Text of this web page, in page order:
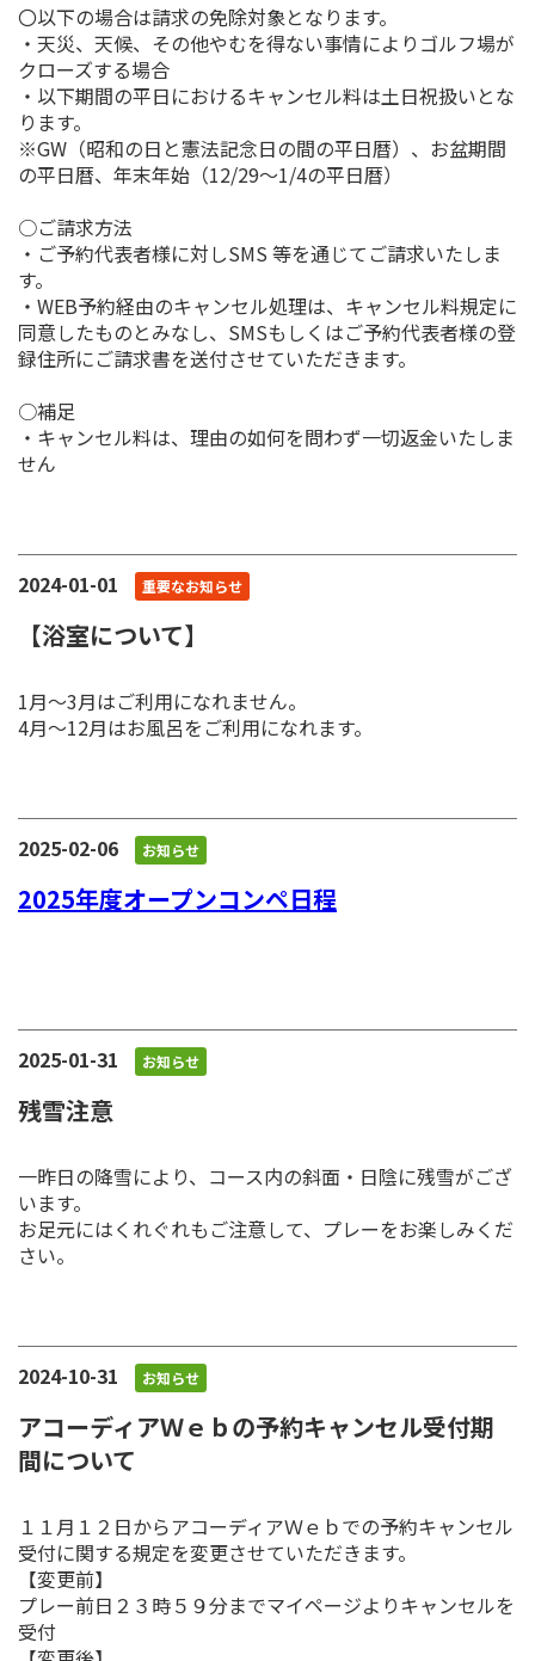
〇以下の場合は請求の免除対象となります。
・天災、天候、その他やむを得ない事情によりゴルフ場が
クローズする場合
・以下期間の平日におけるキャンセル料は土日祝扱いとな
ります。
※GW（昭和の日と憲法記念日の間の平日暦）、お盆期間
の平日暦、年末年始（12/29～1/4の平日暦）
○ご請求方法
・ご予約代表者様に対しSMS 等を通じてご請求いたしま
す。
・WEB予約経由のキャンセル処理は、キャンセル料規定に
同意したものとみなし、SMSもしくはご予約代表者様の登
録住所にご請求書を送付させていただきます。
○補足
・キャンセル料は、理由の如何を問わず一切返金いたしま
せん
2024-01-01 重要なお知らせ
【浴室について】
1月～3月はご利用になれません。
4月～12月はお風呂をご利用になれます。
2025-02-06 お知らせ
2025年度オープンコンペ日程
2025-01-31 お知らせ
残雪注意
一昨日の降雪により、コース内の斜面・日陰に残雪がござ
います。
お足元にはくれぐれもご注意して、プレーをお楽しみくだ
さい。
2024-10-31 お知らせ
アコーディアＷｅｂの予約キャンセル受付期
間について
１１月１２日からアコーディアＷｅｂでの予約キャンセル
受付に関する規定を変更させていただきます。
【変更前】
プレー前日２３時５９分までマイページよりキャンセルを
受付